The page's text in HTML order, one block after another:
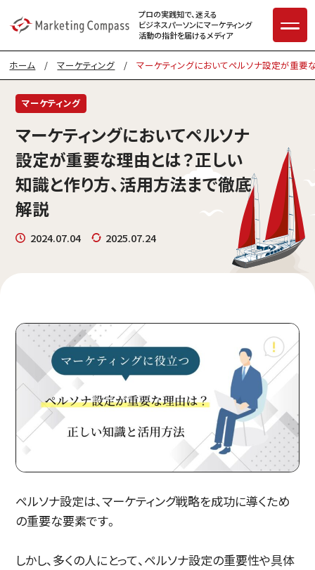
プロの実践知で、迷える
ビジネスパーソンにマーケティング
活動の指針を届けるメディア
ホーム /マーケティング /マーケティングにおいてペルソナ設定が重
マーケティング
マーケティングにおいてペルソナ
設定が重要な理由とは？正しい
知識と作り方、活用方法まで徹底
解説
2024.07.04 2025.07.24
ペルソナ設定は、マーケティング戦略を成功に導くため
の重要な要素です。
しかし、多くの人にとって、ペルソナ設定の重要性や具体